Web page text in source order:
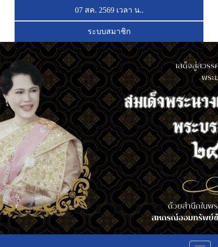
07 สค. 2569 เวลา น..
ระบบสมาชิก